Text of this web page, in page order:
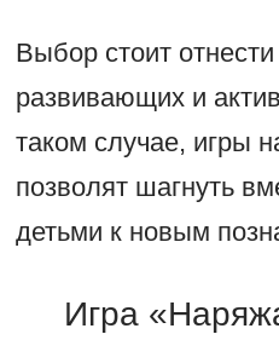
Выбор стоит
развивающих и
таком случае, игры
позволят шагнуть
детьми к новым
Игра